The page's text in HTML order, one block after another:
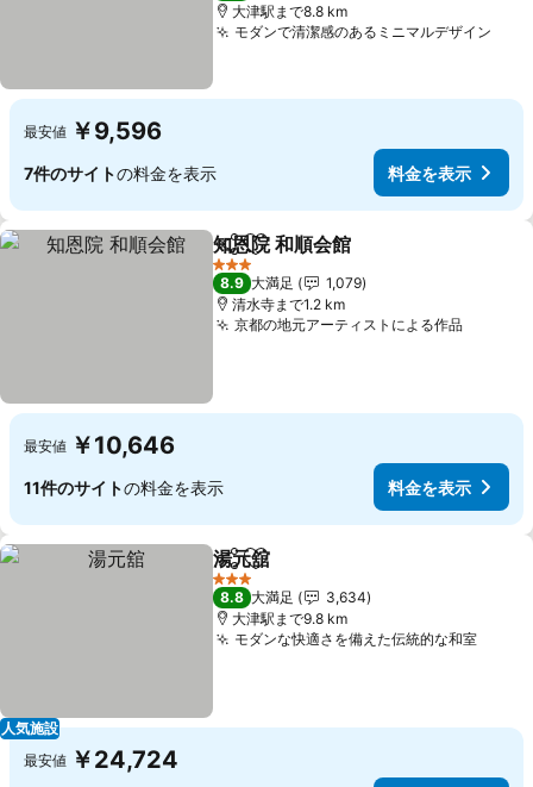
大津駅まで8.8 km
モダンで清潔感のあるミニマルデザイン
最安値 ￥9,596
7件のサイトの料金を表示 料金を表示
シェアお気に入りに追加
知恩院 和順会館
3 ホテルのランク
8.9 大満足
1,079
清水寺まで1.2 km
京都の地元アーティストによる作品
最安値 ￥10,646
11件のサイトの料金を表示 料金を表示
人気施設
シェアお気に入りに追加
湯元舘
3 ホテルのランク
8.8 大満足
3,634
大津駅まで9.8 km
モダンな快適さを備えた伝統的な和室
最安値 ￥24,724